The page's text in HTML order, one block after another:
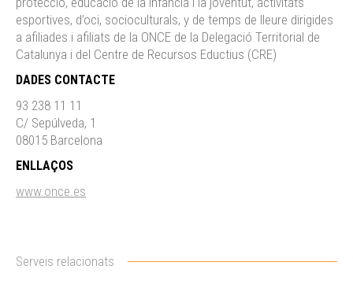
esportives, d’oci, socioculturals, y de temps de lleure dirigides
a afiliades i afiliats de la ONCE de la Delegació Territorial de
Catalunya i del Centre de Recursos Eductius (CRE)
DADES CONTACTE
93 238 11 11
C/ Sepúlveda, 1
08015 Barcelona
ENLLAÇOS
www.once.es
Serveis relacionats